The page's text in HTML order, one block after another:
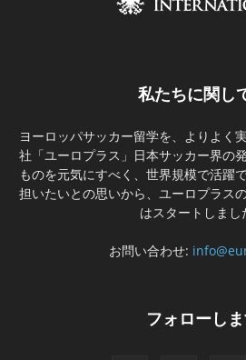
私たちに関し
ヨーロッパサッカー留学を、よりよく
社「ユーロプラス」日本サッカー界の
ものを元気にすべく、世界規模で活躍
担いたいとの思いから、ユーロプラス
はスタートしまし
お問い合わせ:
フォローし